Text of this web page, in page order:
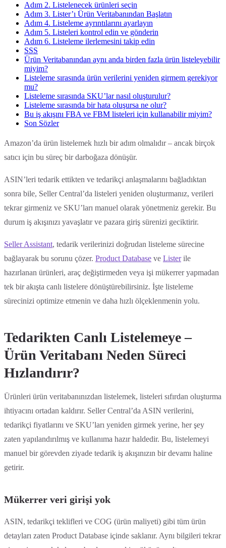
Adım 2. Listelenecek ürünleri seçin
Adım 3. Lister’ı Ürün Veritabanından Başlatın
Adım 4. Listeleme ayrıntılarını ayarlayın
Adım 5. Listeleri kontrol edin ve gönderin
Adım 6. Listeleme ilerlemesini takip edin
SSS
Ürün Veritabanından aynı anda birden fazla ürün listeleyebilir
miyim?
Listeleme sırasında ürün verilerini yeniden girmem gerekiyor
mu?
Listeleme sırasında SKU’lar nasıl oluşturulur?
Listeleme sırasında bir hata oluşursa ne olur?
Bu iş akışını FBA ve FBM listeleri için kullanabilir miyim?
Son Sözler
Amazon’da ürün listelemek hızlı bir adım olmalıdır – ancak birçok
satıcı için bu süreç bir darboğaza dönüşür.
ASIN’leri tedarik ettikten ve tedarikçi anlaşmalarını bağladıktan
sonra bile, Seller Central’da listeleri yeniden oluşturmanız, verileri
tekrar girmeniz ve SKU’ları manuel olarak yönetmeniz gerekir. Bu
durum iş akışınızı yavaşlatır ve pazara giriş sürenizi geciktirir.
Seller Assistant, tedarik verilerinizi doğrudan listeleme sürecine
bağlayarak bu sorunu çözer. Product Database ve Listerile
hazırlanan ürünleri, araç değiştirmeden veya işi mükerrer yapmadan
tek bir akışta canlı listelere dönüştürebilirsiniz. İşte listeleme
sürecinizi optimize etmenin ve daha hızlı ölçeklenmenin yolu.
Tedarikten Canlı Listelemeye –
Ürün Veritabanı Neden Süreci
Hızlandırır?
Ürünleri ürün veritabanınızdan listelemek, listeleri sıfırdan oluşturma
ihtiyacını ortadan kaldırır. Seller Central’da ASIN verilerini,
tedarikçi fiyatlarını ve SKU’ları yeniden girmek yerine, her şey
zaten yapılandırılmış ve kullanıma hazır haldedir. Bu, listelemeyi
manuel bir görevden ziyade tedarik iş akışınızın bir devamı haline
getirir.
Mükerrer veri girişi yok
ASIN, tedarikçi teklifleri ve COG (ürün maliyeti) gibi tüm ürün
detayları zaten Product Database içinde saklanır. Aynı bilgileri tekrar